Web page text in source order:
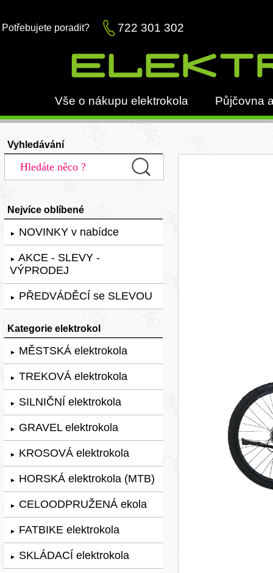
Potřebujete poradit? 722 301 302
Vše o nákupu elektrokola Půjčovna
Vyhledávání
Nejvíce oblíbené
► NOVINKY v nabídce
► AKCE - SLEVY -
VÝPRODEJ
► PŘEDVÁDĚCÍ se SLEVOU
Kategorie elektrokol
► MĚSTSKÁ elektrokola
► TREKOVÁ elektrokola
► SILNIČNÍ elektrokola
► GRAVEL elektrokola
► KROSOVÁ elektrokola
► HORSKÁ elektrokola (MTB)
► CELOODPRUŽENÁ ekola
► FATBIKE elektrokola
► SKLÁDACÍ elektrokola